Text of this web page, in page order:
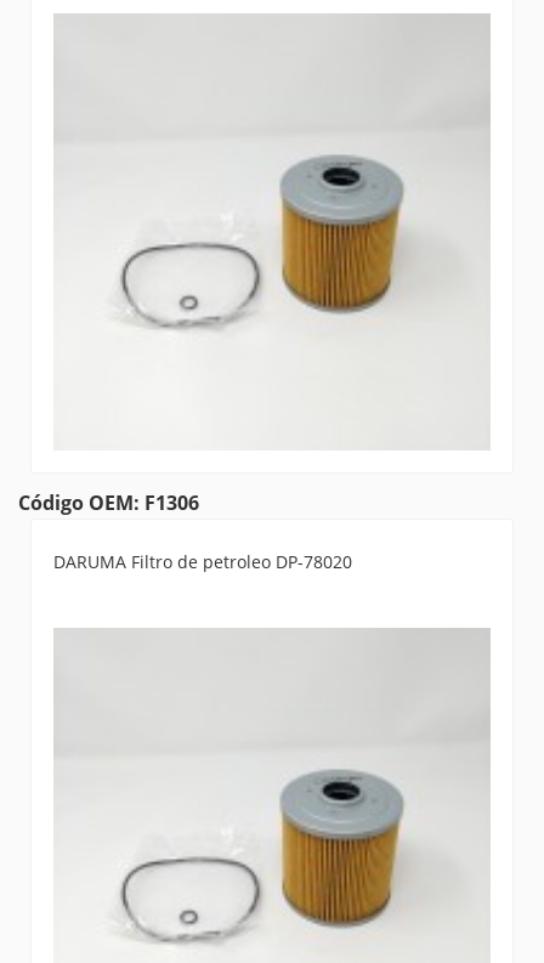
Código OEM: F1306
DARUMA Filtro de petroleo DP-78020